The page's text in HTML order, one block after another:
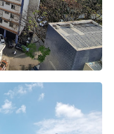
- Vila Itapura,
SP